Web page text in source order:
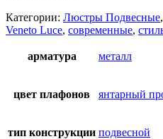
Категории: Люстры Подвесные,
Veneto Luce, современные,
арматура металл
цвет плафонов янтарный
тип конструкции подвесной